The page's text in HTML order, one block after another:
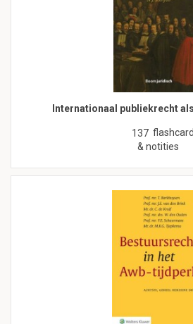
Internationaal publiekrecht
137
& notities